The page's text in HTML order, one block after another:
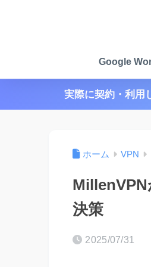
Google
実際に契約・利用
ホーム VPN
決策
2025/07/31